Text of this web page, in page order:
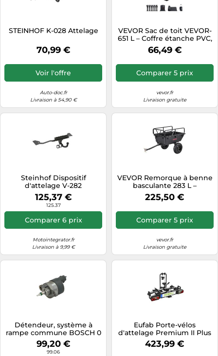
STEINHOF K-028 Attelage
70,99 €
Voir l'offre
Auto-doc.fr
Livraison à 54,90 €
VEVOR Sac de toit VEVOR-
651 L – Coffre étanche PVC,
tapis antidérapant, 6
crochets
66,49 €
Comparer 5 prix
vevor.fr
Livraison gratuite
Steinhof Dispositif
d'attelage V-282
125,37 €
125.37
Comparer 6 prix
Motointegrator.fr
Livraison à 9,99 €
VEVOR Remorque à benne
basculante 283 L –
polyéthylène, 226,8 kg,
pneus 40,64 cm pour VTT,
225,50 €
Comparer 5 prix
vevor.fr
Livraison gratuite
Détendeur, système à
rampe commune BOSCH 0
281 002 500
99,20 €
99.06
Eufab Porte-vélos
d'attelage Premium II Plus
2 vélos Spécial grand hayon
423,99 €